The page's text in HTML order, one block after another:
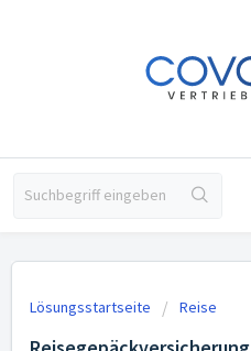
Lösungsstartseite Reise